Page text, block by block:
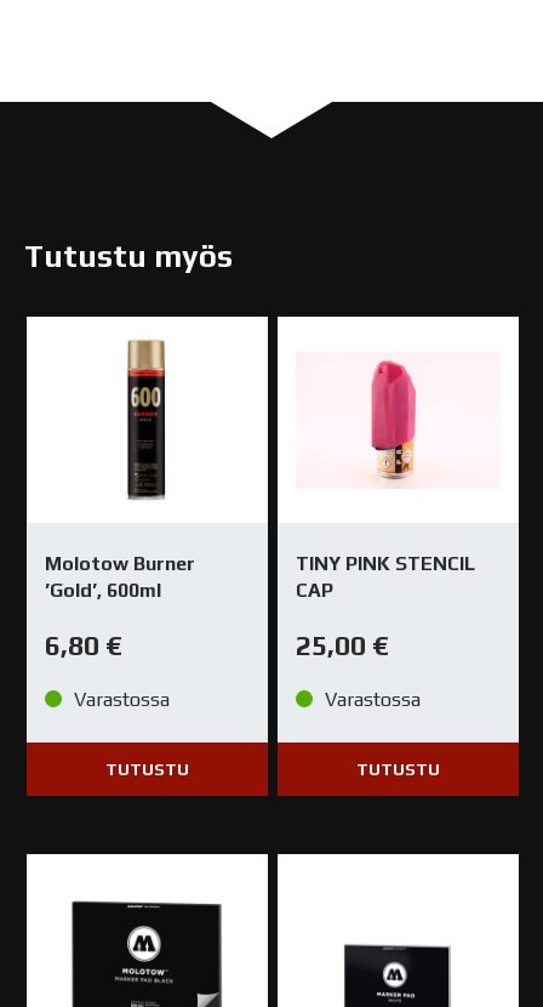
Tutustu myös
Molotow Burner
’Gold’, 600ml
6,80 €
Varastossa
TUTUSTU
TINY PINK STENCIL
CAP
25,00 €
Varastossa
TUTUSTU